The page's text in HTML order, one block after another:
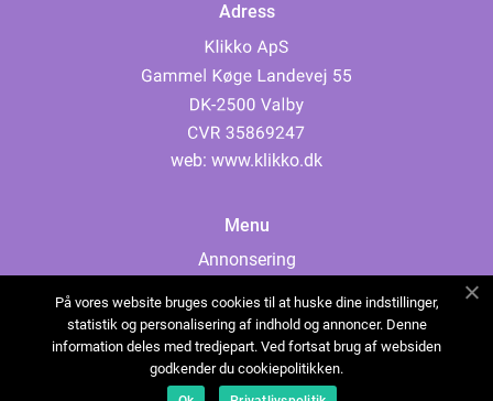
Adress
web: www.klikko.dk
Menu
Annonsering
Cookies
Kontakta oss
Sitemap
På vores website bruges cookies til at huske dine indstillinger,
statistik og personalisering af indhold og annoncer. Denne
information deles med tredjepart. Ved fortsat brug af websiden
godkender du cookiepolitikken.